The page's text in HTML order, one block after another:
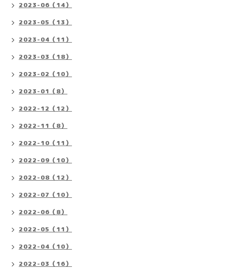
2023-06（14）
2023-05（13）
2023-04（11）
2023-03（18）
2023-02（10）
2023-01（8）
2022-12（12）
2022-11（8）
2022-10（11）
2022-09（10）
2022-08（12）
2022-07（10）
2022-06（8）
2022-05（11）
2022-04（10）
2022-03（16）